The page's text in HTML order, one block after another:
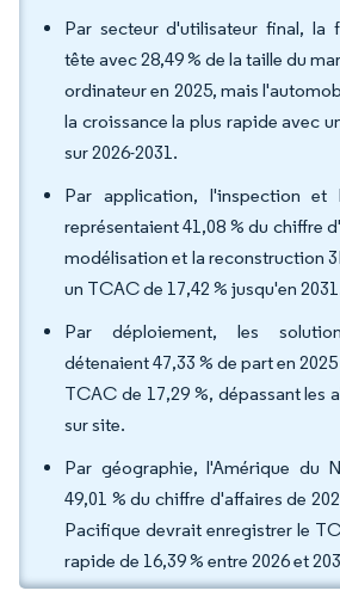
Par secteur d'utilisateur final, la
tête avec 28,49 % de la taille du
ordinateur en 2025, mais
la croissance la plus rapide avec
sur 2026-2031.
Par application, l'inspection et
représentaient 41,08 % du chiffre
modélisation et la reconstruction
un TCAC de 17,42 % jusqu'en
Par déploiement, les
détenaient 47,33 % de part en
TCAC de 17,29 %, dépassant les
sur site.
Par géographie, l'Amérique du
49,01 % du chiffre d'affaires de
Pacifique devrait enregistrer le
rapide de 16,39 % entre 2026 et